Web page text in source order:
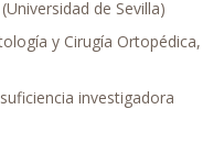
de Sevilla)
y Cirugía Ortopédica,
investigadora